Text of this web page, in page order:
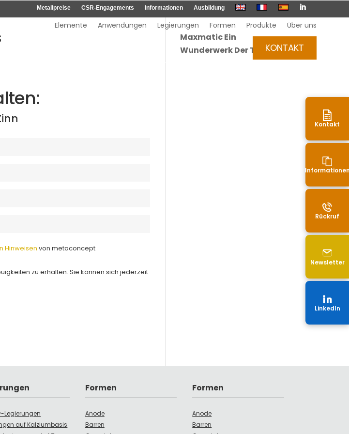
Metallpreise CSR-Engagements Informationen Ausbildung 
Elemente Anwendungen Legierungen Formen Produkte Über uns
KONTAKT
Hinweisen von metaconcept
zu erhalten. Sie können sich jederzeit
Maxmatic Ein
Wunderwerk Der Technik
Legierungen
auf Kalziumbasis
Formen
Anode
Barren
Formen
Anode
Barren
Kontakt
Rückruf
Newsletter
LinkedIn